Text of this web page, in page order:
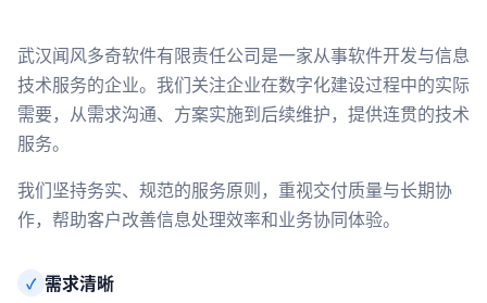
武汉闻风多奇软件有限责任公司是一家从事软件开发与信息
技术服务的企业。我们关注企业在数字化建设过程中的实际
需要，从需求沟通、方案实施到后续维护，提供连贯的技术
服务。
我们坚持务实、规范的服务原则，重视交付质量与长期协
作，帮助客户改善信息处理效率和业务协同体验。
✓ 需求清晰